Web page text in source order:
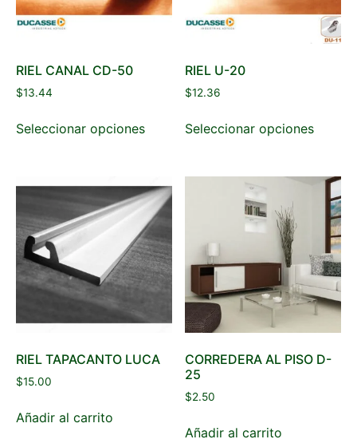
RIEL CANAL CD-50
$13.44
Seleccionar opciones
RIEL U-20
$12.36
Seleccionar opciones
RIEL TAPACANTO LUCA
$15.00
Añadir al carrito
CORREDERA AL PISO D-
25
$2.50
Añadir al carrito